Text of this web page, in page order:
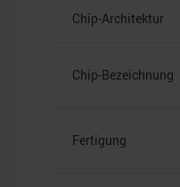
Chip-Architektur
Chip-Bezeichnung
Fertigung